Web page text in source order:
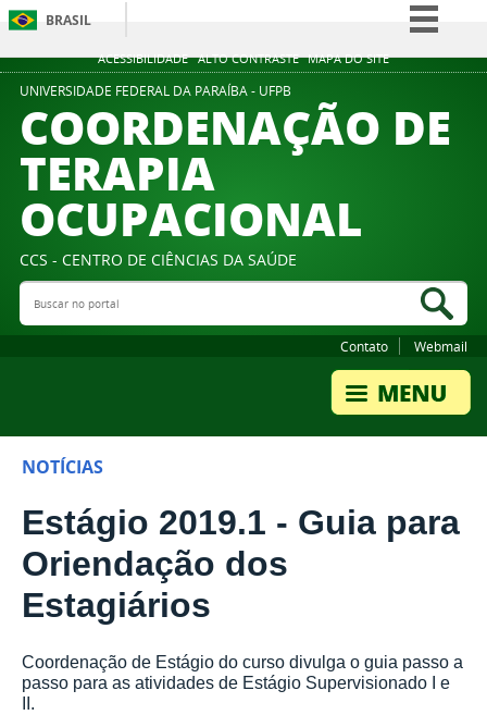
ACESSIBILIDADE ALTO CONTRASTE MAPA DO SITE
BRASIL
Simplifique!
Participe
Acesso à informação
Canais
UNIVERSIDADE FEDERAL DA PARAÍBA - UFPB
COORDENAÇÃO DE
TERAPIA
OCUPACIONAL
CCS - CENTRO DE CIÊNCIAS DA SAÚDE
Buscar no portal
Contato Webmail
NOTÍCIAS
Estágio 2019.1 - Guia para
Oriendação dos
Estagiários
Coordenação de Estágio do curso divulga o guia passo a
passo para as atividades de Estágio Supervisionado I e
II.